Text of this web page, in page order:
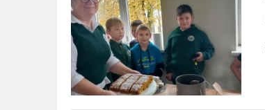
dieną
Gerumo
akcija!